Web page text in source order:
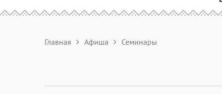
Главная Афиша Семинары